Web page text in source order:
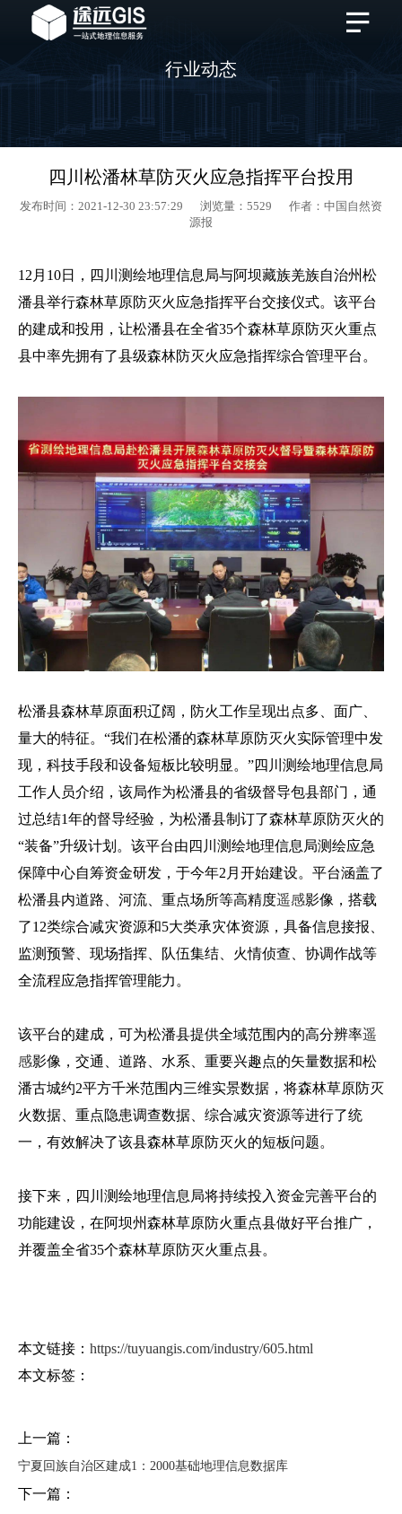
行业动态
四川松潘林草防灭火应急指挥平台投用
发布时间：2021-12-30 23:57:29 浏览量：5529 作者：中国自然资
源报
12月10日，四川测绘地理信息局与阿坝藏族羌族自治州松
潘县举行森林草原防灭火应急指挥平台交接仪式。该平台
的建成和投用，让松潘县在全省35个森林草原防灭火重点
县中率先拥有了县级森林防灭火应急指挥综合管理平台。
松潘县森林草原面积辽阔，防火工作呈现出点多、面广、
量大的特征。“我们在松潘的森林草原防灭火实际管理中发
现，科技手段和设备短板比较明显。”四川测绘地理信息局
工作人员介绍，该局作为松潘县的省级督导包县部门，通
过总结1年的督导经验，为松潘县制订了森林草原防灭火的
“装备”升级计划。该平台由四川测绘地理信息局测绘应急
保障中心自筹资金研发，于今年2月开始建设。平台涵盖了
松潘县内道路、河流、重点场所等高精度遥感影像，搭载
了12类综合减灾资源和5大类承灾体资源，具备信息接报、
监测预警、现场指挥、队伍集结、火情侦查、协调作战等
全流程应急指挥管理能力。
该平台的建成，可为松潘县提供全域范围内的高分辨率遥
感影像，交通、道路、水系、重要兴趣点的矢量数据和松
潘古城约2平方千米范围内三维实景数据，将森林草原防灭
火数据、重点隐患调查数据、综合减灾资源等进行了统
一，有效解决了该县森林草原防灭火的短板问题。
接下来，四川测绘地理信息局将持续投入资金完善平台的
功能建设，在阿坝州森林草原防火重点县做好平台推广，
并覆盖全省35个森林草原防灭火重点县。
本文链接： https://tuyuangis.com/industry/605.html
本文标签：
上一篇：
宁夏回族自治区建成1：2000基础地理信息数据库
下一篇：